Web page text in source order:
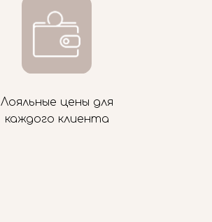
Лояльные цены для
каждого клиента